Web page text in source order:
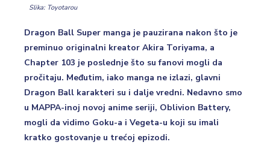
Slika: Toyotarou
Dragon Ball Super manga je pauzirana nakon što je
preminuo originalni kreator Akira Toriyama, a
Chapter 103 je poslednje što su fanovi mogli da
pročitaju. Međutim, iako manga ne izlazi, glavni
Dragon Ball karakteri su i dalje vredni. Nedavno smo
u MAPPA-inoj novoj anime seriji, Oblivion Battery,
mogli da vidimo Goku-a i Vegeta-u koji su imali
kratko gostovanje u trećoj epizodi.